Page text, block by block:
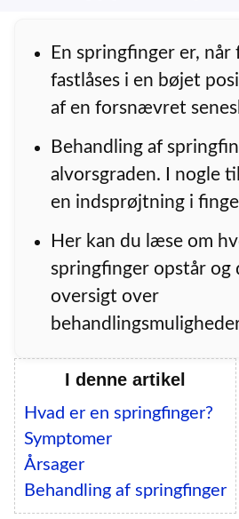
En springfinger er, når
fastlåses i en bøjet
af en forsnævret
Behandling af
alvorsgraden. I nogle
en indsprøjtning i
Her kan du læse om
springfinger opstår og
oversigt over
I denne artikel
Hvad er en springfinger?
Symptomer
Årsager
Behandling af springfinger